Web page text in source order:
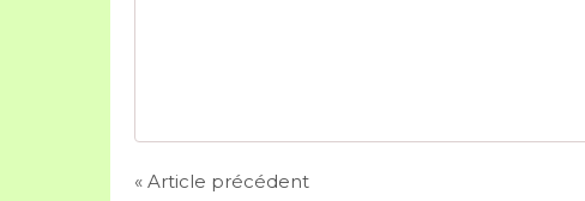
« Article précédent